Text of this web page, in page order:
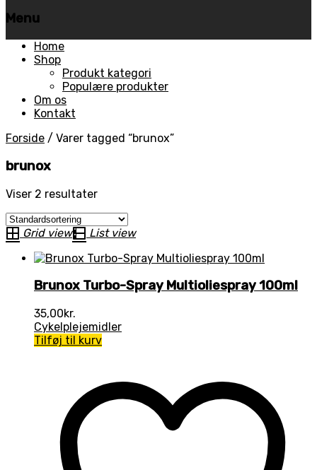
Menu
Skip
Home
Shop
Produkt kategori
Populære produkter
Om os
Kontakt
Forside / Varer tagged “brunox”
brunox
Viser 2 resultater
Grid view List view
Brunox Turbo-Spray Multioliespray 100ml
35,00kr.
Cykelplejemidler
Tilføj til kurv